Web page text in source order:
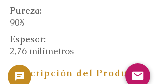
Pureza:
90%
Espesor:
2,76 milímetros
Descripción del Producto